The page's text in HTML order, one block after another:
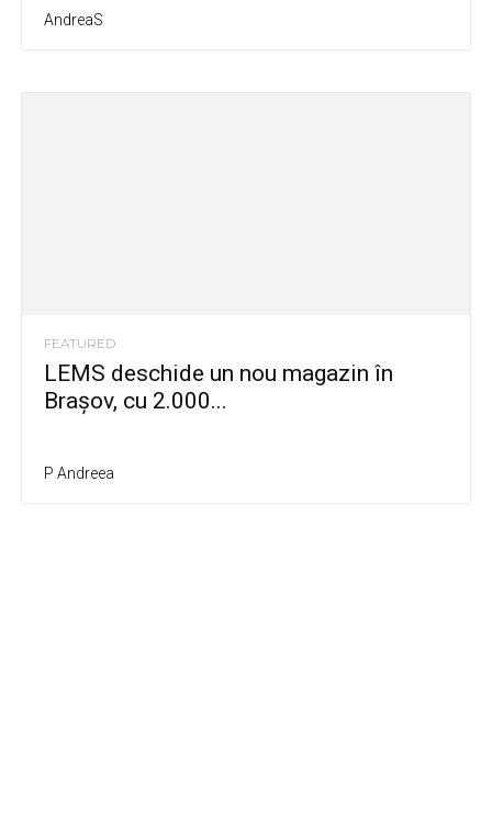
AndreaS
FEATURED
LEMS deschide un nou magazin în
Brașov, cu 2.000...
P Andreea